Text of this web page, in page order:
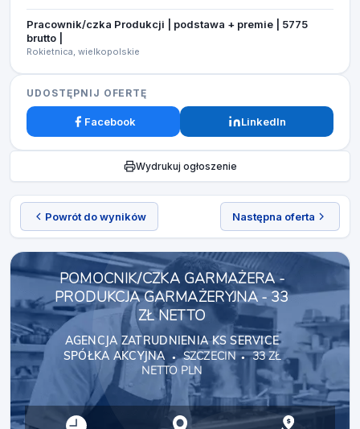
Powrót do wyników Następna oferta
POMOCNIK/CZKA GARMAŻERA -
PRODUKCJA GARMAŻERYJNA - 33
ZŁ NETTO
AGENCJA ZATRUDNIENIA KS SERVICE
SPÓŁKA AKCYJNA
SZCZECIN
33 ZŁ
NETTO PLN
Pracownik/czka Produkcji | podstawa + premie | 5775
brutto |
Rokietnica, wielkopolskie
UDOSTĘPNIJ OFERTĘ
Facebook LinkedIn
Wydrukuj ogłoszenie